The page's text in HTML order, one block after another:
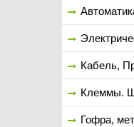
Кабель,
Клеммы.
Гофра,